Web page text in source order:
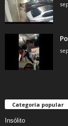
Categoría popular
Insólito